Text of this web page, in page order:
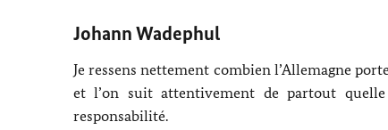
Johann Wadephul
Je ressens nettement combien l’Allemagne
et l’on suit attentivement de partout
responsabilité.